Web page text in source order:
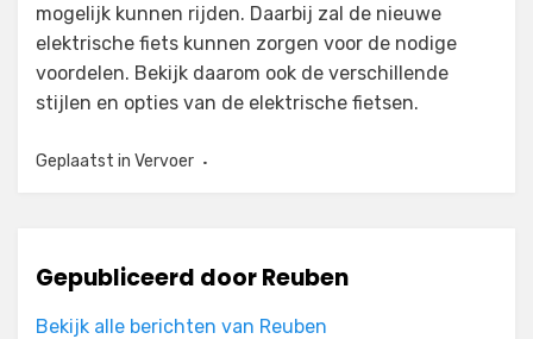
mogelijk kunnen rijden. Daarbij zal de nieuwe
elektrische fiets kunnen zorgen voor de nodige
voordelen. Bekijk daarom ook de verschillende
stijlen en opties van de elektrische fietsen.
Geplaatst in Vervoer
Gepubliceerd doorReuben
Bekijk alle berichten van Reuben